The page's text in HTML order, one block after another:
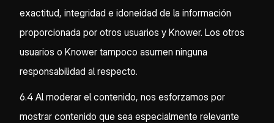
exactitud, integridad e idoneidad de la información
proporcionada por otros usuarios y Knower. Los otros
usuarios o Knower tampoco asumen ninguna
responsabilidad al respecto.
6.4 Al moderar el contenido, nos esforzamos por
mostrar contenido que sea especialmente relevante